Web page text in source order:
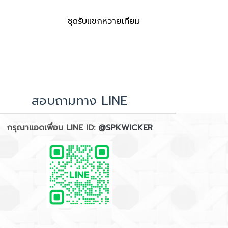
ชุดรับแขกหวายเทียม
สอบถามทาง LINE
กรุณาแอดเพื่อน LINE ID: @SPKWICKER